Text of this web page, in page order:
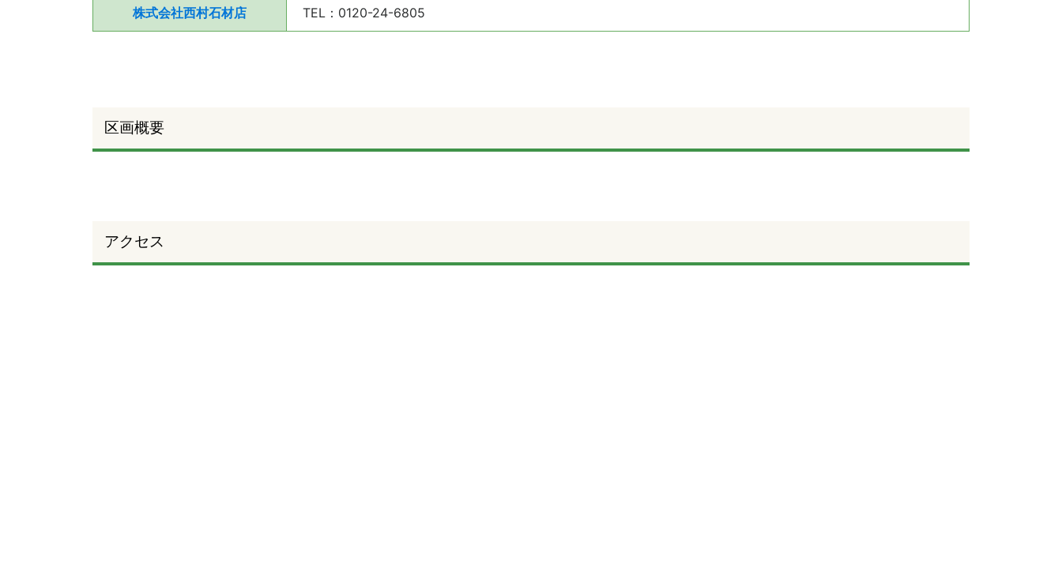
株式会社西村石材店 TEL：0120-24-6805
区画概要
アクセス